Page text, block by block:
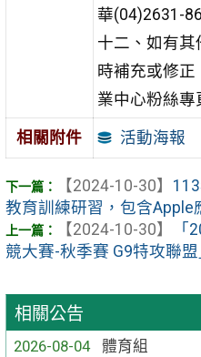
相關公告
2026-08-04
體育組
華(04)2631-
十二、如有
時補充或修
業中心粉絲專
相關附件 活動海報
【2024-10-30】
教育訓練研習，包含Apple
【2024-10-30】
「
競大賽-秋季賽 G9特攻聯